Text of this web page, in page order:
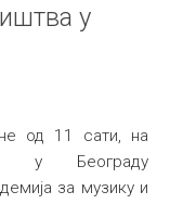
у
од 11 сати, на
у Београду
за музику и